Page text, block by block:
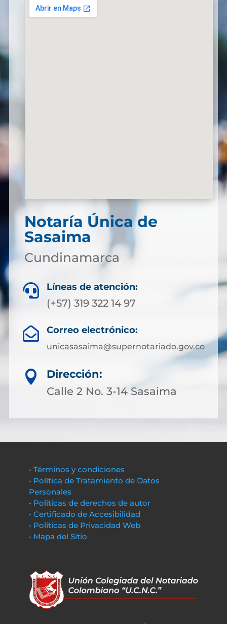
Notaría Única de
Sasaima
Cundinamarca
 Líneas de atención:
(+57) 319 322 14 97
 Correo electrónico:
unicasasaima@supernotariado.gov.co

Dirección:
Calle 2 No. 3-14 Sasaima
• Términos y condiciones
• Política de Tratamiento de Datos
Personales
• Políticas de derechos de autor
• Certificado de Accesibilidad
• Políticas de Privacidad Web
• Mapa del Sitio